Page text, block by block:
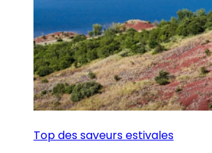
Top des saveurs estivales